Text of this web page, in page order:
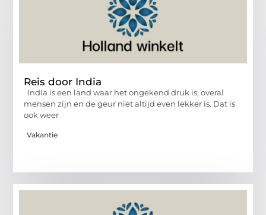
Reis door India
India is een land waar het ongekend druk is, overal
mensen zijn en de geur niet altijd even lekker is. Dat is
ook weer
Vakantie